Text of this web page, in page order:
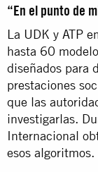
“En el punto de
La UDK y ATP
hasta 60
diseñados para
prestaciones
que las
investigarlas.
Internacional
esos algoritmos.